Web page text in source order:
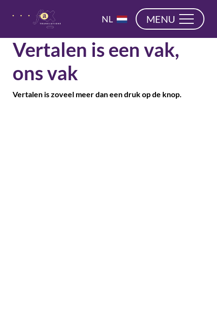
NL
DE
MENU
Vertalen is een vak,
ons vak
Vertalen is zoveel meer dan een druk op de knop.